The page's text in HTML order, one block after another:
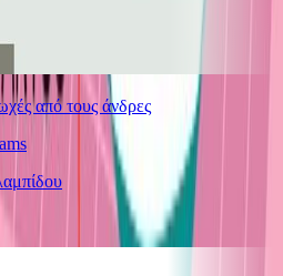
από τους άνδρες